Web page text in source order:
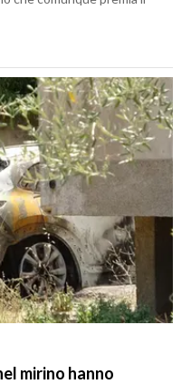
mirino hanno